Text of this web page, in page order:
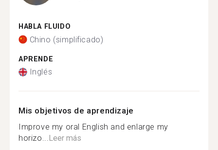
HABLA FLUIDO
Chino (simplificado)
APRENDE
Inglés
Mis objetivos de aprendizaje
Improve my oral English and enlarge my
horizo...Leer más